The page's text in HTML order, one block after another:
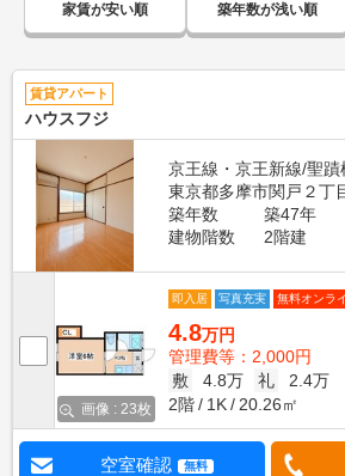
家賃が安い順 築年数が浅い順
賃貸アパート
ハウスフジ
京王線・京王新線/聖
東京都多摩市関戸２丁
築年数
築47年
建物階数
2階建
画像 : 23枚
即入居 写真充実 無料オンラ
4.8万円
管理費等：2,000円
敷
4.8万 礼
2.4万
2階
1K 20.26㎡
空室確認 無料